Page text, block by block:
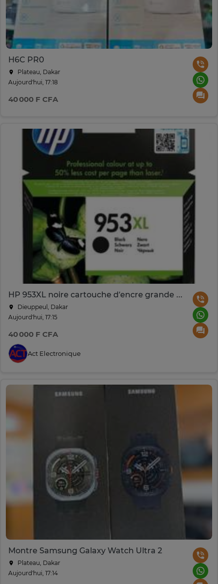
H6C PR0
Plateau, Dakar
Aujourd'hui, 17:18
40 000 F CFA
HP 953XL noire cartouche d’encre grande capacité – L0S70AE
Dieuppeul, Dakar
Aujourd'hui, 17:15
40 000 F CFA
Act Electronique
Montre Samsung Galaxy Watch Ultra 2
Plateau, Dakar
Aujourd'hui, 17:14